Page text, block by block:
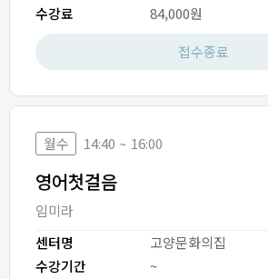
수강료
84,000원
접수종료
영어첫걸음
월수 14:40 ~ 16:00
센터명
고양문화의집
수강기간
~
임미라